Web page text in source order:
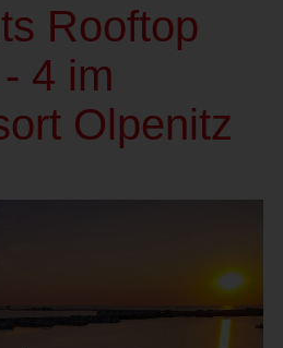
Rooftop
4 im
Olpenitz